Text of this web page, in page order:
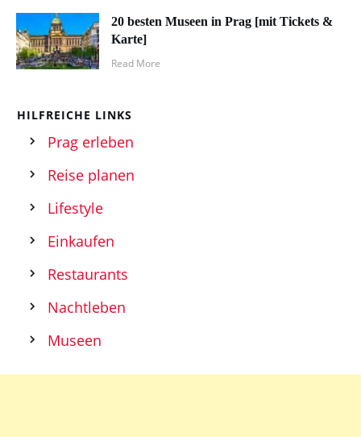
20 besten Museen in Prag [mit Tickets &
Karte]
Read More
HILFREICHE LINKS
Prag erleben
Reise planen
Lifestyle
Einkaufen
Restaurants
Nachtleben
Museen